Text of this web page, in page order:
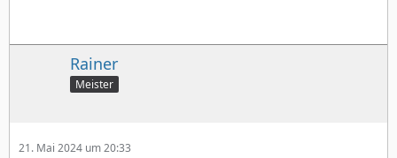
Rainer
Meister
21. Mai 2024 um 20:33